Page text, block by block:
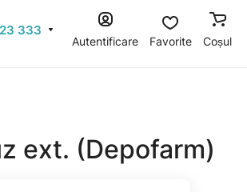
333
Autentificare Favorite Coșul
ext. (Depofarm)